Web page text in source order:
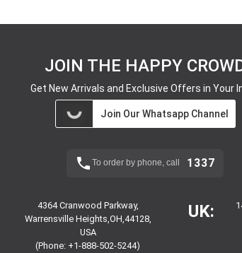
JOIN THE HAPPY
Get New Arrivals and Exclusive Offers in Your
Join Our Whatsapp Channel
To order by phone, call 1337
4364 Cranwood Parkway,
Warrensville Heights,OH,44128,
USA
(Phone: +1-888-502-5244)
UK: